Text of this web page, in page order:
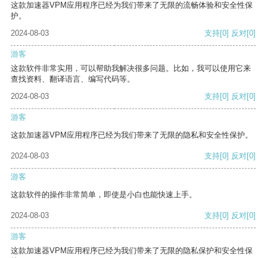
这款加速器VPM应用程序已经为我们带来了无限的流畅体验和安全性保
护。
2024-08-03
支持[0] 反对[0]
游客
这款软件非常实用，可以帮助我解决很多问题。比如，我可以使用它来
查找资料、翻译语言、编写代码等。
2024-08-03
支持[0] 反对[0]
游客
这款加速器VPM应用程序已经为我们带来了无限的隐私和安全性保护。
2024-08-03 支持[0] 反对[0]
游客
这款软件的操作非常简单，即使是小白也能快速上手。
2024-08-03 支持[0] 反对[0]
游客
这款加速器VPM应用程序已经为我们带来了无限的隐私保护和安全性保